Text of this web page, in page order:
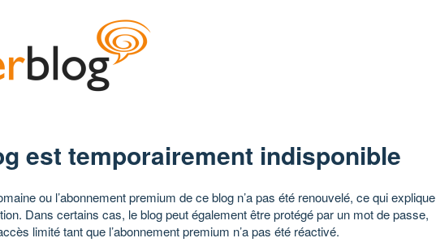
est temporairement indisponible
ou l’abonnement premium de ce blog n’a pas été renouvelé, ce qui explique
Dans certains cas, le blog peut également être protégé par un mot de passe,
limité tant que l’abonnement premium n’a pas été réactivé.